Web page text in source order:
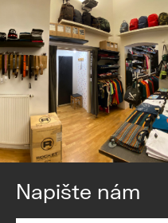
Napište nám